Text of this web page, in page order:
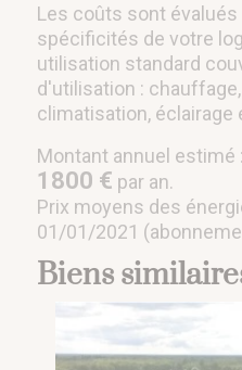
Les coûts sont
spécificités de votre
utilisation standard
d'utilisation :
climatisation, éclairage
Montant annuel estimé
1800 € par an.
Prix moyens des
01/01/2021
Biens